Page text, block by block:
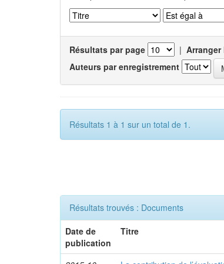
Résultats par page | Arranger
Auteurs par enregistrement
Résultats 1 à 1 sur un total de 1.
Résultats trouvés : Documents
Date de
publication
Titre